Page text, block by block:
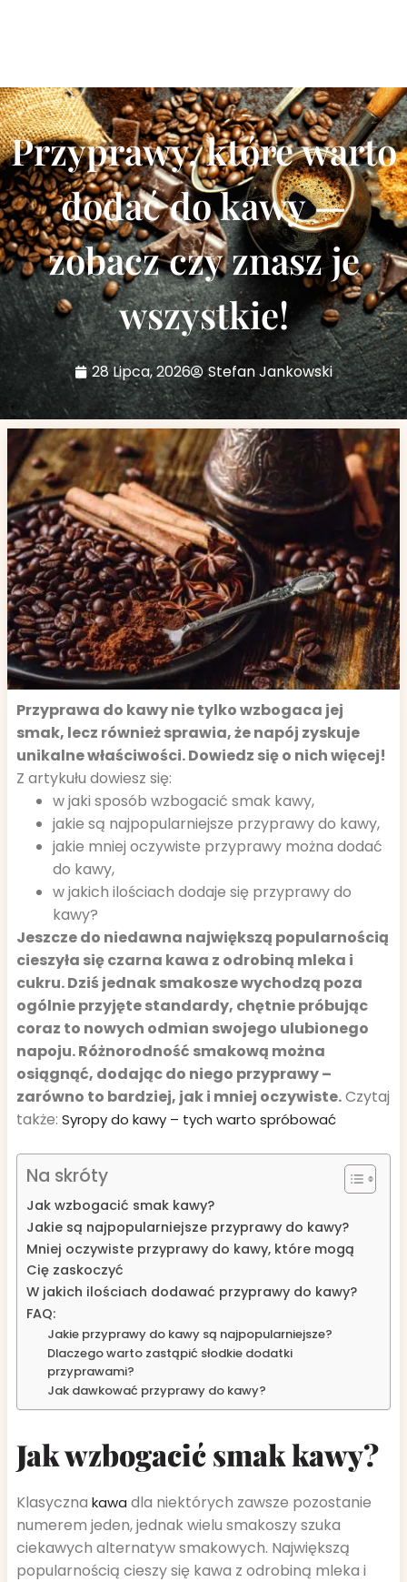
Przyprawy, które warto
dodać do kawy —
zobacz czy znasz je
wszystkie!
28 Lipca, 2026 Stefan Jankowski
Przyprawa do kawy nie tylko wzbogaca jej
smak, lecz również sprawia, że napój zyskuje
unikalne właściwości. Dowiedz się o nich więcej!
Z artykułu dowiesz się:
w jaki sposób wzbogacić smak kawy,
jakie są najpopularniejsze przyprawy do kawy,
jakie mniej oczywiste przyprawy można dodać
do kawy,
w jakich ilościach dodaje się przyprawy do
kawy?
Jeszcze do niedawna największą popularnością
cieszyła się czarna kawa z odrobiną mleka i
cukru. Dziś jednak smakosze wychodzą poza
ogólnie przyjęte standardy, chętnie próbując
coraz to nowych odmian swojego ulubionego
napoju. Różnorodność smakową można
osiągnąć, dodając do niego przyprawy –
zarówno to bardziej, jak i mniej oczywiste.Czytaj
także: Syropy do kawy – tych warto spróbować
Na skróty
Jak wzbogacić smak kawy?
Jakie są najpopularniejsze przyprawy do kawy?
Mniej oczywiste przyprawy do kawy, które mogą
Cię zaskoczyć
W jakich ilościach dodawać przyprawy do kawy?
FAQ:
Jakie przyprawy do kawy są najpopularniejsze?
Dlaczego warto zastąpić słodkie dodatki
przyprawami?
Jak dawkować przyprawy do kawy?
Jak wzbogacić smak kawy?
Klasyczna kawa dla niektórych zawsze pozostanie
numerem jeden, jednak wielu smakoszy szuka
ciekawych alternatyw smakowych. Największą
popularnością cieszy się kawa z odrobiną mleka i